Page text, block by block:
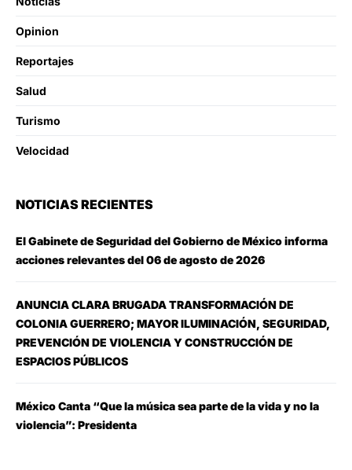
Opinion
Reportajes
Salud
Turismo
Velocidad
NOTICIAS RECIENTES
El Gabinete de Seguridad del Gobierno de México informa
acciones relevantes del 06 de agosto de 2026
ANUNCIA CLARA BRUGADA TRANSFORMACIÓN DE
COLONIA GUERRERO; MAYOR ILUMINACIÓN, SEGURIDAD,
PREVENCIÓN DE VIOLENCIA Y CONSTRUCCIÓN DE
ESPACIOS PÚBLICOS
México Canta “Que la música sea parte de la vida y no la
violencia”: Presidenta